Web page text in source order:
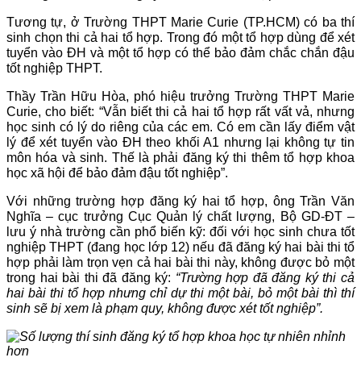
Tương tự, ở Trường THPT Marie Curie (TP.HCM) có ba thí
sinh chọn thi cả hai tổ hợp. Trong đó một tổ hợp dùng để xét
tuyển vào ĐH và một tổ hợp có thể bảo đảm chắc chắn đậu
tốt nghiệp THPT.
Thầy Trần Hữu Hòa, phó hiệu trưởng Trường THPT Marie
Curie, cho biết: “Vẫn biết thi cả hai tổ hợp rất vất vả, nhưng
học sinh có lý do riêng của các em. Có em cần lấy điểm vật
lý để xét tuyển vào ĐH theo khối A1 nhưng lại không tự tin
môn hóa và sinh. Thế là phải đăng ký thi thêm tổ hợp khoa
học xã hội để bảo đảm đậu tốt nghiệp”.
Với những trường hợp đăng ký hai tổ hợp, ông Trần Văn
Nghĩa – cục trưởng Cục Quản lý chất lượng, Bộ GD-ĐT –
lưu ý nhà trường cần phổ biến kỹ: đối với học sinh chưa tốt
nghiệp THPT (đang học lớp 12) nếu đã đăng ký hai bài thi tổ
hợp phải làm trọn vẹn cả hai bài thi này, không được bỏ một
trong hai bài thi đã đăng ký: “Trường hợp đã đăng ký thi cả
hai bài thi tổ hợp nhưng chỉ dự thi một bài, bỏ một bài thì thí
sinh sẽ bị xem là phạm quy, không được xét tốt nghiệp”.